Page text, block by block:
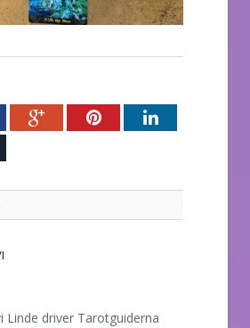
Google+PinterestLinkedIn
Linde driver Tarotguiderna